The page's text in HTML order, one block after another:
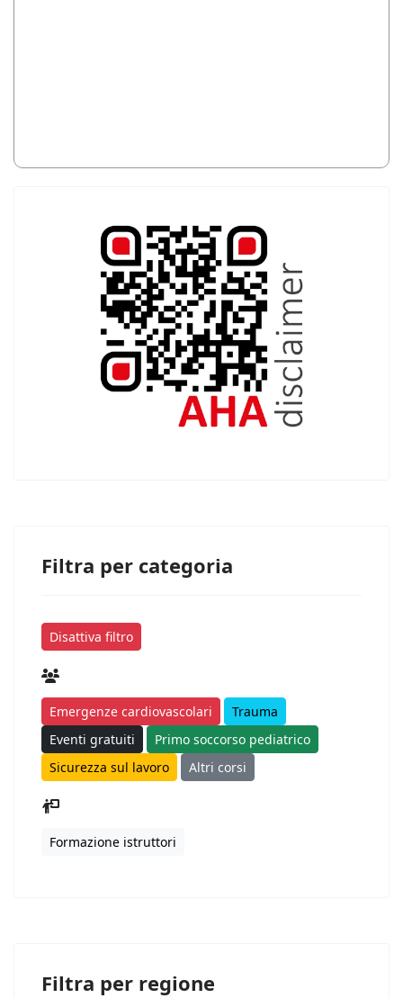
Filtra per categoria
Disattiva filtro
Emergenze cardiovascolari
Trauma
Eventi gratuiti
Primo soccorso pediatrico
Sicurezza sul lavoro
Altri corsi
Formazione istruttori
Filtra per regione